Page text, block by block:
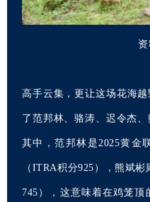
高手云集，更让这场花海
了范邦林、骆涛、迟令杰、
其中，范邦林是2025黄金
（ITRA积分925），熊斌
745），这意味着在鸡笼